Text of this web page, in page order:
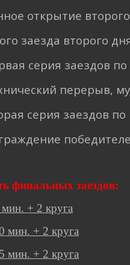
открытие
заезда второго
серия заездов по
перерыв,
серия заездов по
финальных заездов:
+ 2 круга
мин. + 2 круга
мин. + 2 круга